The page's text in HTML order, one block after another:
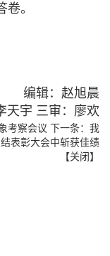
。
编辑：赵旭晨
天宇 三审：廖欢
考察会议 下一条： 我
表彰大会中斩获佳绩
【关闭】